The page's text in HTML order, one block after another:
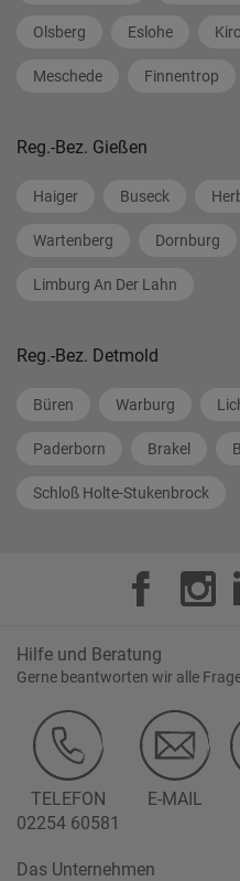
Olsberg Eslohe
Meschede Finnentrop
Reg.-Bez. Gießen
Haiger Buseck
Wartenberg Dornburg
Limburg An Der Lahn
Reg.-Bez. Detmold
Büren Warburg
Paderborn Brakel
Schloß Holte-Stukenbrock
Hilfe und Beratung
Gerne beantworten wir alle
TELEFON
02254 60581
E-MAIL
Das Unternehmen